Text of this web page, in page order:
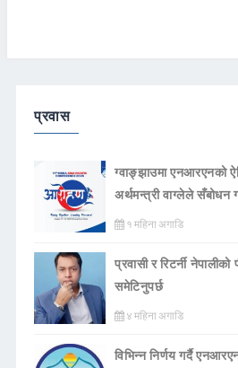
प्रवास
ग्वाङ्झाउमा एनआरएनको
अर्थमन्त्री वाग्लेले सँबोधन
१ महिना अगाडि
प्रवासी र रिटर्नी
समेटिनुपर्छ
४ महिना अगाडि
विभिन्न निर्णय गर्दै